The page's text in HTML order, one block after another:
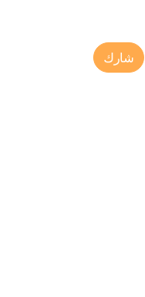
Article Link
شارك